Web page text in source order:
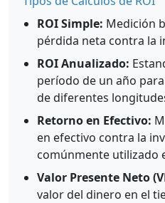
ROI Simple: Medición
pérdida neta contra la
ROI Anualizado:
período de un año
de diferentes
Retorno en Efectivo:
en efectivo contra la
comúnmente utilizado
Valor Presente Neto
valor del dinero en el